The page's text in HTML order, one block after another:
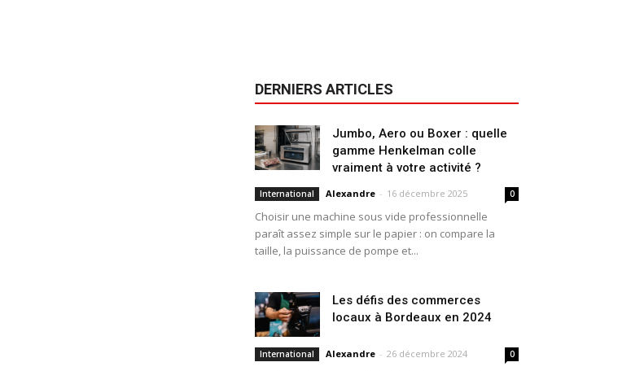
DERNIERS ARTICLES
Jumbo, Aero ou Boxer : quelle
gamme Henkelman colle
vraiment à votre activité ?
International Alexandre - 16 décembre 2025 0
Choisir une machine sous vide professionnelle
paraît assez simple sur le papier : on compare la
taille, la puissance de pompe et...
Les défis des commerces
locaux à Bordeaux en 2024
International Alexandre - 26 décembre 2024 0